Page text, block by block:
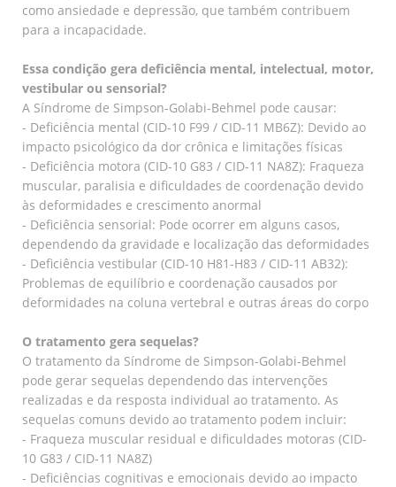
como ansiedade e depressão, que também contribuem
para a incapacidade.
Essa condição gera deficiência mental, intelectual, motor,
vestibular ou sensorial?
A Síndrome de Simpson-Golabi-Behmel pode causar:
- Deficiência mental (CID-10 F99 / CID-11 MB6Z): Devido ao
impacto psicológico da dor crônica e limitações físicas
- Deficiência motora (CID-10 G83 / CID-11 NA8Z): Fraqueza
muscular, paralisia e dificuldades de coordenação devido
às deformidades e crescimento anormal
- Deficiência sensorial: Pode ocorrer em alguns casos,
dependendo da gravidade e localização das deformidades
- Deficiência vestibular (CID-10 H81-H83 / CID-11 AB32):
Problemas de equilíbrio e coordenação causados por
deformidades na coluna vertebral e outras áreas do corpo
O tratamento gera sequelas?
O tratamento da Síndrome de Simpson-Golabi-Behmel
pode gerar sequelas dependendo das intervenções
realizadas e da resposta individual ao tratamento. As
sequelas comuns devido ao tratamento podem incluir:
- Fraqueza muscular residual e dificuldades motoras (CID-
10 G83 / CID-11 NA8Z)
- Deficiências cognitivas e emocionais devido ao impacto